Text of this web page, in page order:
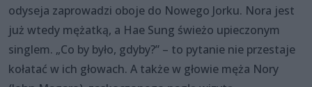
odyseja zaprowadzi oboje do Nowego Jorku. Nora jest
już wtedy mężatką, a Hae Sung świeżo upieczonym
singlem. „Co by było, gdyby?” – to pytanie nie przestaje
kołatać w ich głowach. A także w głowie męża Nory